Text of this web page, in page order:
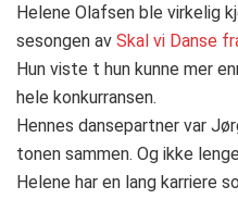
Helene Olafsen ble virkelig
sesongen av Skal vi Danse
Hun viste t hun kunne mer
hele konkurransen.
Hennes dansepartner var
tonen sammen. Og ikke
Helene har en lang karriere